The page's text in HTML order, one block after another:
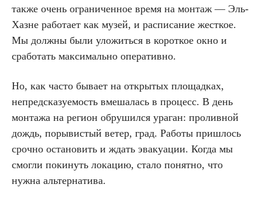
также очень ограниченное время на монтаж — Эль-
Хазне работает как музей, и расписание жесткое.
Мы должны были уложиться в короткое окно и
сработать максимально оперативно.
Но, как часто бывает на открытых площадках,
непредсказуемость вмешалась в процесс. В день
монтажа на регион обрушился ураган: проливной
дождь, порывистый ветер, град. Работы пришлось
срочно остановить и ждать эвакуации. Когда мы
смогли покинуть локацию, стало понятно, что
нужна альтернатива.